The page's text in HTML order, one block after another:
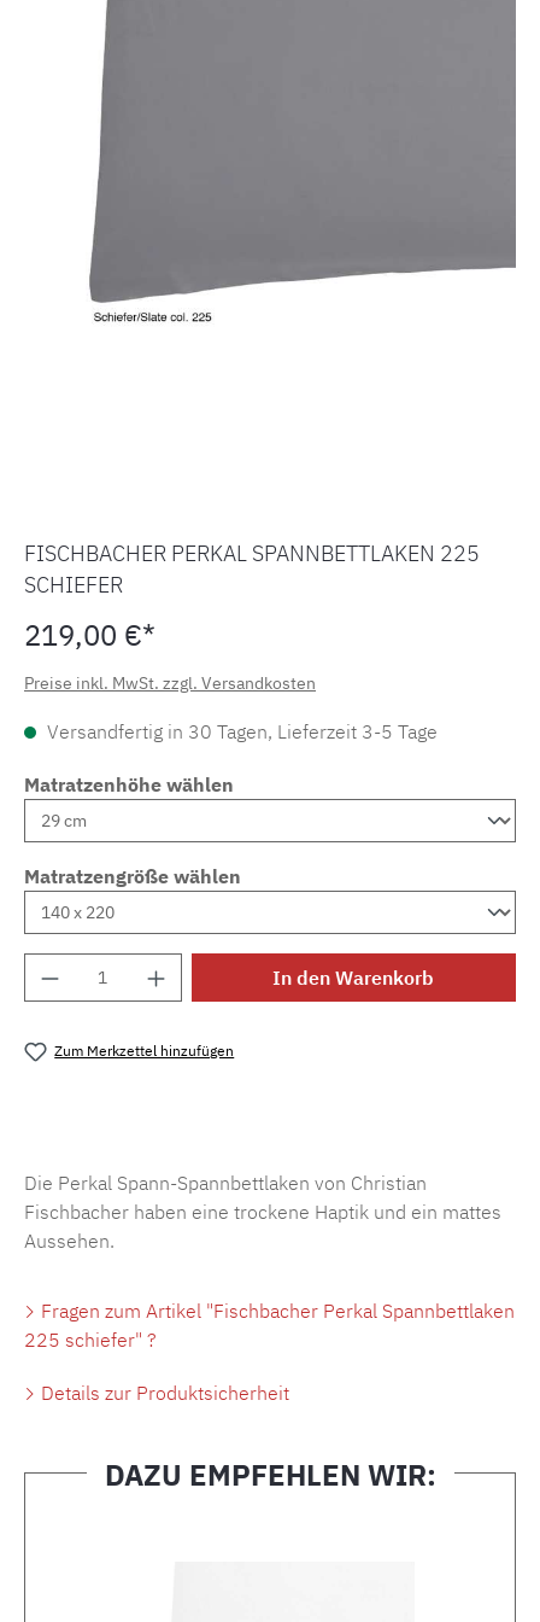
FISCHBACHER PERKAL SPANNBETTLAKEN 225
SCHIEFER
219,00 €*
Preise inkl. MwSt. zzgl. Versandkosten
Versandfertig in 30 Tagen, Lieferzeit 3-5 Tage
Matratzenhöhe wählen
Matratzengröße wählen
Produkt Anzahl: Gib den gewünschten
In den Warenkorb
Zum Merkzettel hinzufügen
Die Perkal Spann-Spannbettlaken von Christian
Fischbacher haben eine trockene Haptik und ein mattes
Aussehen.
Fragen zum Artikel "Fischbacher Perkal Spannbettlaken
225 schiefer" ?
Details zur Produktsicherheit
DAZU EMPFEHLEN WIR: